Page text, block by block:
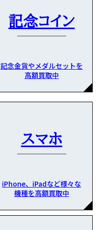
記念コイン
記念金貨やメダルセットを
高額買取中
スマホ
iPhone、iPadなど様々な
機種を高額買取中